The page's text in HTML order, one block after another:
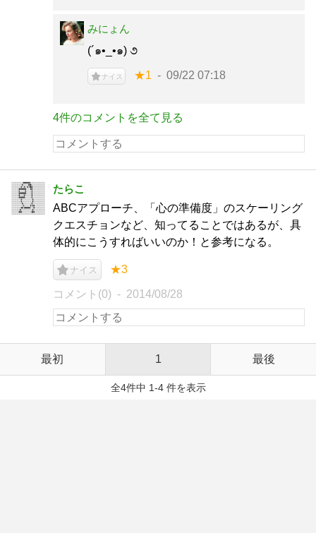
みにょん
(´๑•_•๑) ૭
ナイス ★1 09/22 07:18
4件のコメントを全て見る
たらこ
ABCアプローチ、「心の準備度」のスケーリング
クエスチョンなど、知ってることではあるが、具
体的にこうすればいいのか！と参考になる。
ナイス ★3
コメント(0) 2014/08/28
最初 1 最後
全4件中 1-4 件を表示